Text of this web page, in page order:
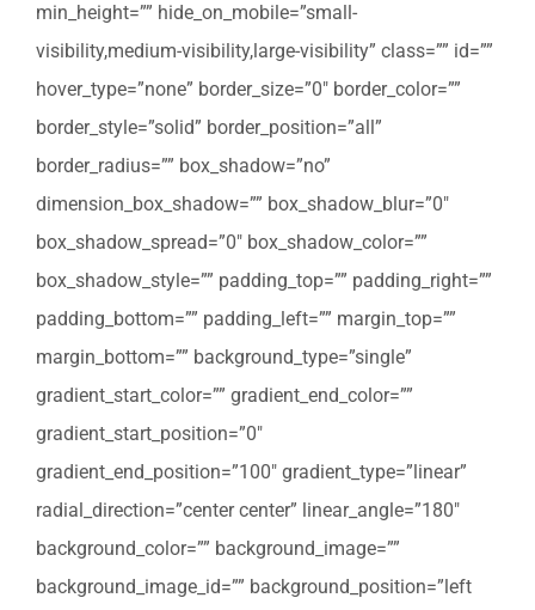
min_height=”” hide_on_mobile=”small-
visibility,medium-visibility,large-visibility” class=”” id=””
hover_type=”none” border_size=”0″ border_color=””
border_style=”solid” border_position=”all”
border_radius=”” box_shadow=”no”
dimension_box_shadow=”” box_shadow_blur=”0″
box_shadow_spread=”0″ box_shadow_color=””
box_shadow_style=”” padding_top=”” padding_right=””
padding_bottom=”” padding_left=”” margin_top=””
margin_bottom=”” background_type=”single”
gradient_start_color=”” gradient_end_color=””
gradient_start_position=”0″
gradient_end_position=”100″ gradient_type=”linear”
radial_direction=”center center” linear_angle=”180″
background_color=”” background_image=””
background_image_id=”” background_position=”left